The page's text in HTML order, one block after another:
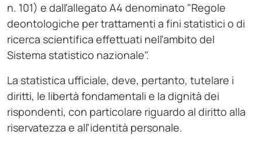
n. 101) e dall'allegato A4 denominato "Regole
deontologiche per trattamenti a fini statistici o di
ricerca scientifica effettuati nell'ambito del
Sistema statistico nazionale".
La statistica ufficiale, deve, pertanto, tutelare i
diritti, le libertà fondamentali e la dignità dei
rispondenti, con particolare riguardo al diritto alla
riservatezza e all'identità personale.